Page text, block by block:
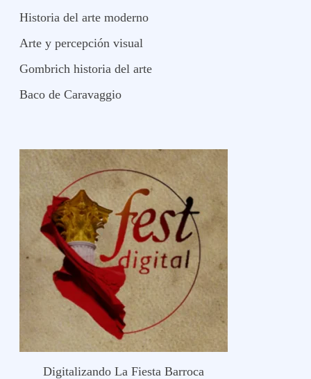
Historia del arte moderno
Arte y percepción visual
Gombrich historia del arte
Baco de Caravaggio
Digitalizando La Fiesta Barroca